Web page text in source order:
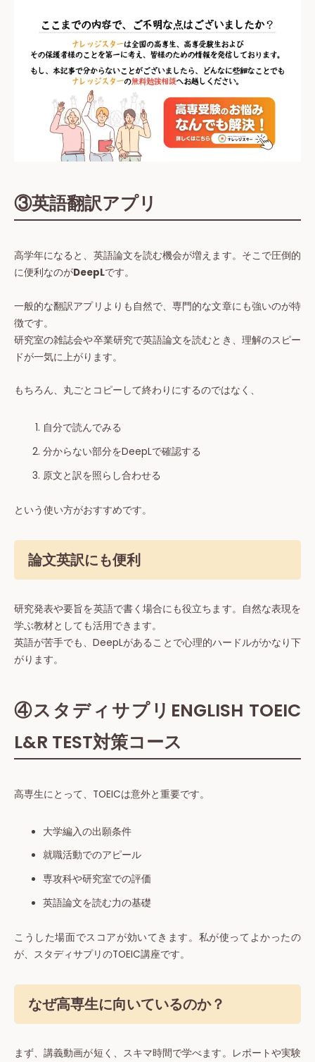
③英語翻訳アプリ
高学年になると、英語論文を読む機会が増えます。そこで圧倒的
に便利なのがDeepLです。
一般的な翻訳アプリよりも自然で、専門的な文章にも強いのが特
徴です。
研究室の雑誌会や卒業研究で英語論文を読むとき、理解のスピー
ドが一気に上がります。
もちろん、丸ごとコピーして終わりにするのではなく、
自分で読んでみる
分からない部分をDeepLで確認する
原文と訳を照らし合わせる
という使い方がおすすめです。
論文英訳にも便利
研究発表や要旨を英語で書く場合にも役立ちます。自然な表現を
学ぶ教材としても活用できます。
英語が苦手でも、DeepLがあることで心理的ハードルがかなり下
がります。
④スタディサプリENGLISH TOEIC
L&R TEST対策コース
高専生にとって、TOEICは意外と重要です。
大学編入の出願条件
就職活動でのアピール
専攻科や研究室での評価
英語論文を読む力の基礎
こうした場面でスコアが効いてきます。私が使ってよかったの
が、スタディサプリのTOEIC講座です。
なぜ高専生に向いているのか？
まず、講義動画が短く、スキマ時間で学べます。レポートや実験